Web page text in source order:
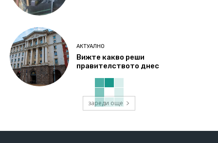
АКТУАЛНО
Вижте какво реши
правителството днес
зареди още